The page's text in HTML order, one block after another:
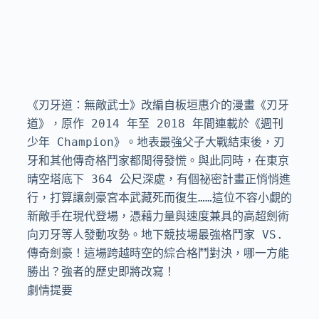
《刃牙道：無敵武士》改編自板垣惠介的漫畫《刃牙
道》，原作 2014 年至 2018 年間連載於《週刊
少年 Champion》。地表最強父子大戰結束後，刃
牙和其他傳奇格鬥家都閒得發慌。與此同時，在東京
晴空塔底下 364 公尺深處，有個祕密計畫正悄悄進
行，打算讓劍豪宮本武藏死而復生……這位不容小覷的
新敵手在現代登場，憑藉力量與速度兼具的高超劍術
向刃牙等人發動攻勢。地下競技場最強格鬥家 VS.
傳奇劍豪！這場跨越時空的綜合格鬥對決，哪一方能
勝出？強者的歷史即將改寫！
劇情提要